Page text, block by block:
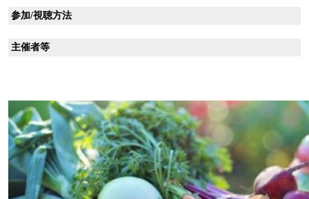
参加/視聴方法
主催者等